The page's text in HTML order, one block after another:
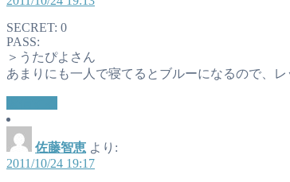
SECRET: 0
PASS:
＞うたぴよさん
あまりにも一人で寝てるとブルーになるので、
佐藤智恵 より:
2011/10/24 19:17